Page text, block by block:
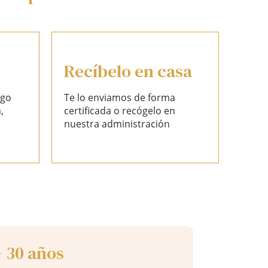
Recíbelo en casa
Te lo enviamos de forma
certificada o recógelo en
nuestra administración
30 años